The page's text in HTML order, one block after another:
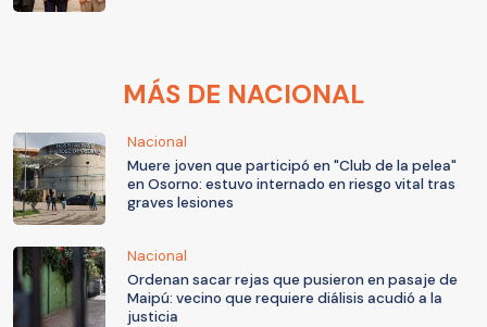
MÁS DE NACIONAL
Nacional
Muere joven que participó en "Club de la pelea"
en Osorno: estuvo internado en riesgo vital tras
graves lesiones
Nacional
Ordenan sacar rejas que pusieron en pasaje de
Maipú: vecino que requiere diálisis acudió a la
justicia